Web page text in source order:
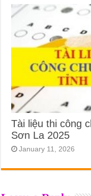
Tài liệu thi công
Sơn La 2025
January 11, 2026